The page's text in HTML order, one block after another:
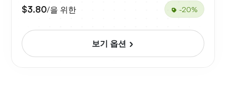
$3.80/을 위한 -20%
보기 옵션